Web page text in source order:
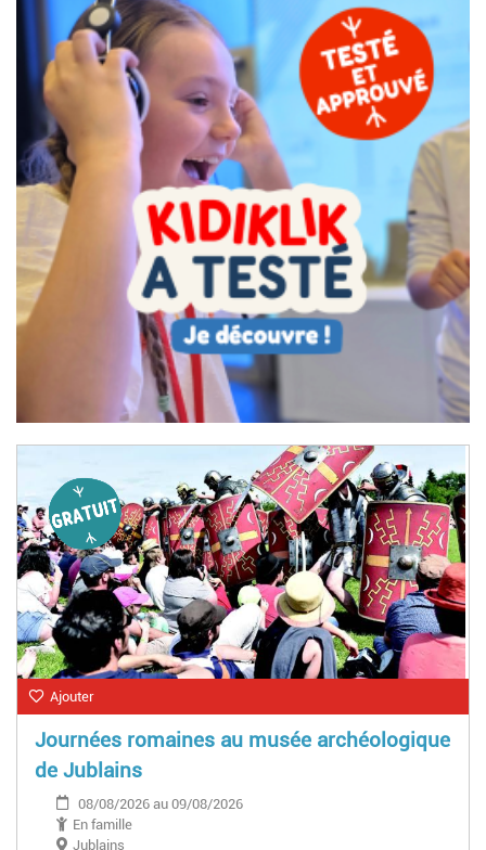
Ajouter
Journées romaines au musée archéologique
de Jublains
08/08/2026 au 09/08/2026
En famille
Jublains